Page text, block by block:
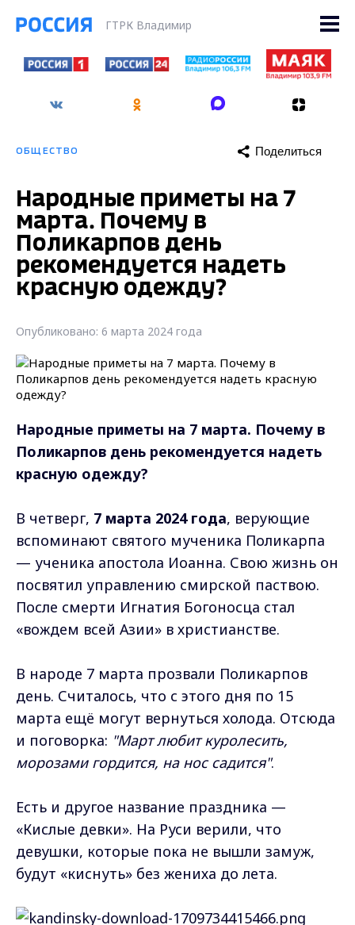
ГТРК Владимир
ОБЩЕСТВО Поделиться
Народные приметы на 7
марта. Почему в
Поликарпов день
рекомендуется надеть
красную одежду?
Опубликовано: 6 марта 2024 года
Народные приметы на 7 марта. Почему в
Поликарпов день рекомендуется надеть
красную одежду?
В четверг, 7 марта 2024 года, верующие
вспоминают святого мученика Поликарпа
— ученика апостола Иоанна. Свою жизнь он
посвятил управлению смирской паствою.
После смерти Игнатия Богоносца стал
«вождем всей Азии» в христианстве.
В народе 7 марта прозвали Поликарпов
день. Считалось, что с этого дня по 15
марта ещё могут вернуться холода. Отсюда
и поговорка: "Март любит куролесить,
морозами гордится, на нос садится".
Есть и другое название праздника —
«Кислые девки». На Руси верили, что
девушки, которые пока не вышли замуж,
будут «киснуть» без жениха до лета.